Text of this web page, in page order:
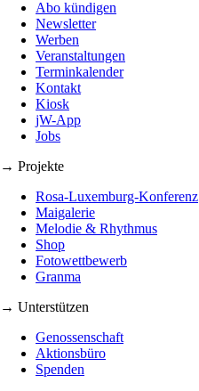
Abo kündigen
Newsletter
Werben
Veranstaltungen
Terminkalender
Kontakt
Kiosk
jW-App
Jobs
→ Projekte
Rosa-Luxemburg-Konferenz
Maigalerie
Melodie & Rhythmus
Shop
Fotowettbewerb
Granma
→ Unterstützen
Genossenschaft
Aktionsbüro
Spenden